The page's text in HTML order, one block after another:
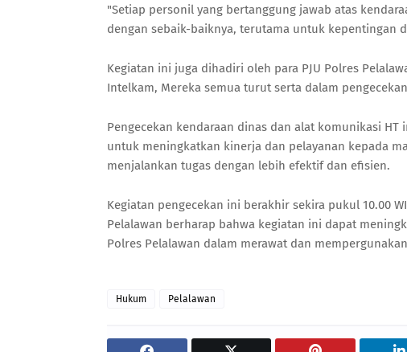
"Setiap personil yang bertanggung jawab atas
dengan sebaik-baiknya, terutama untuk kepentingan
Kegiatan ini juga dihadiri oleh para PJU Polres
Intelkam, Mereka semua turut serta dalam
Pengecekan kendaraan dinas dan alat komunikasi
untuk meningkatkan kinerja dan pelayanan kepada
menjalankan tugas dengan lebih efektif dan efisien.
Kegiatan pengecekan ini berakhir sekira pukul 10.00
Pelalawan berharap bahwa kegiatan ini dapat
Polres Pelalawan dalam merawat dan
Hukum Pelalawan